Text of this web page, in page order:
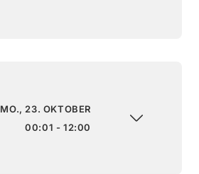
MO., 23. OKTOBER
00:01 - 12:00